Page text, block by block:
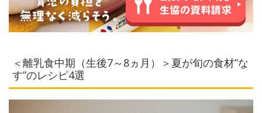
＜離乳食中期（生後7～8ヵ月）＞夏が旬の食材”な
す”のレシピ4選